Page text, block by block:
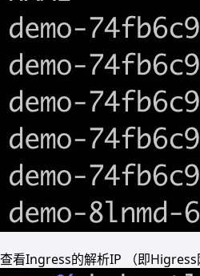
查看Ingress的解析IP （即Higress